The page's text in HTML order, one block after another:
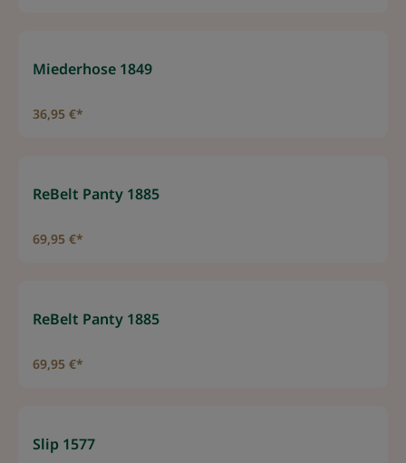
Miederhose 1849
36,95 €*
ReBelt Panty 1885
69,95 €*
ReBelt Panty 1885
69,95 €*
Slip 1577